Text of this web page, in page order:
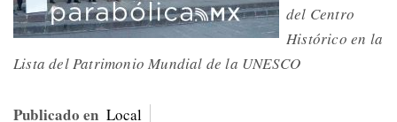
del Centro
Histórico en la
Lista del Patrimonio Mundial de la UNESCO
Publicado en Local